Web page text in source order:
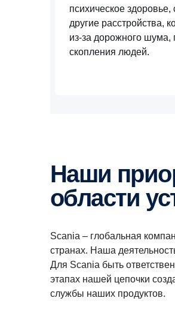
психическое здоровье,
другие расстройства,
из-за дорожного шума,
скопления людей.
Наши приоритетные направления в
области
Scania – глобальная
странах. Наша
Для Scania быть
этапах нашей цепочки
службы наших продуктов.